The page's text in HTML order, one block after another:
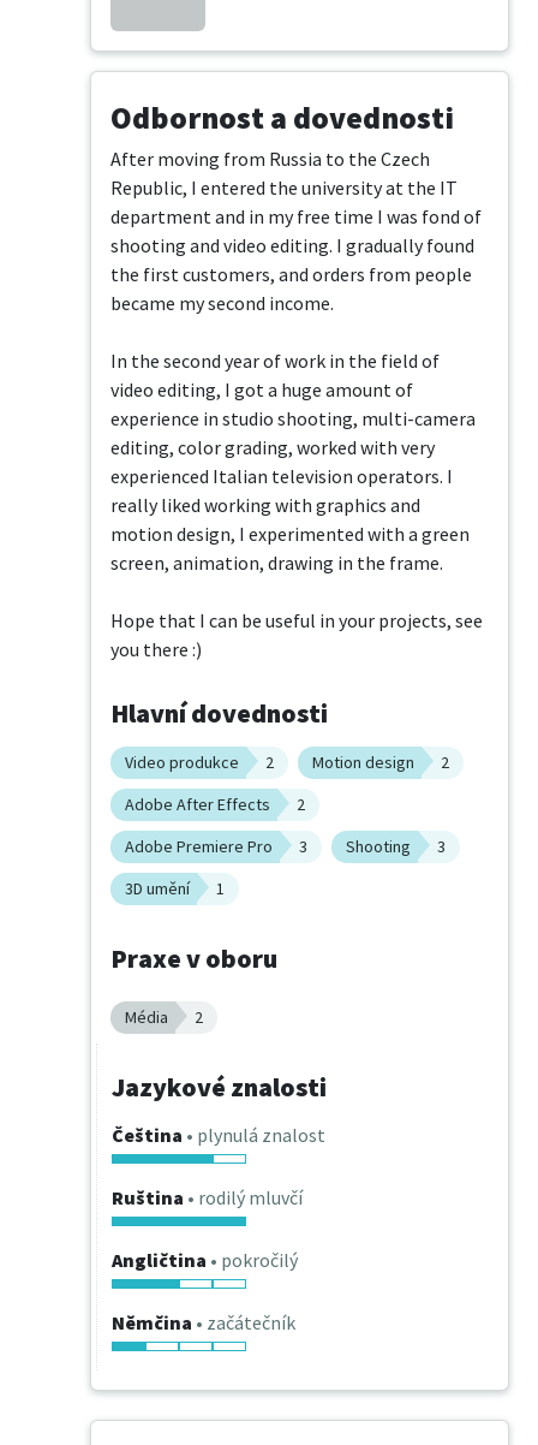
Odbornost a dovednosti
After moving from Russia to the Czech
Republic, I entered the university at the IT
department and in my free time I was fond of
shooting and video editing. I gradually found
the first customers, and orders from people
became my second income.
In the second year of work in the field of
video editing, I got a huge amount of
experience in studio shooting, multi-camera
editing, color grading, worked with very
experienced Italian television operators. I
really liked working with graphics and
motion design, I experimented with a green
screen, animation, drawing in the frame.
Hope that I can be useful in your projects, see
you there :)
Hlavní dovednosti
Video produkce 2 Motion design
2
Adobe After Effects
2
Adobe Premiere Pro
3 Shooting
3
3D umění
1
Praxe v oboru
Média 2
Jazykové znalosti
Čeština • plynulá znalost
Ruština • rodilý mluvčí
Angličtina • pokročilý
Němčina • začátečník